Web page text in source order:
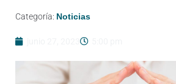
Categoría: Noticias